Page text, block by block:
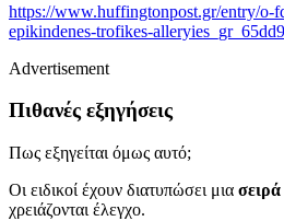
https://www.huffingtonpost.gr/entry/o-
epikindenes-trofikes-
Advertisement
Πιθανές εξηγήσεις
Πως εξηγείται όμως αυτό;
Οι ειδικοί έχουν διατυπώσει μια
χρειάζονται έλεγχο.